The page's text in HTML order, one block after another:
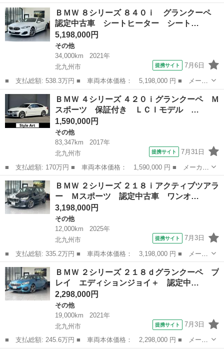
ー名： ＢＭＷ ■ 車種名： Ｘ１ ■ グレード名： ｘＤｒｉｖ
ｅ ２０ｄ ｘライン ＤＣＴ ディーゼルターボ ４ＷＤ 全方位
カメラ 黒...
福岡 北九州市
ＢＭＷ ８シリーズ ８４０ｉ グランクーペ
認定中古車 シートヒーター シート…
5,198,000円
その他
34,000km
2021年
北九州市
提携サイト 7月6日
■ 支払総額: 538.3万円 ■ 車両本体価格： 5,198,000 円 ■ メーカ
ー名： ＢＭＷ ■ 車種名： ８シリーズ ■ グレード名： ８４０
ｉ グランクーペ 認定中古車 シートヒーター シートベンチレー
ション ...
福岡 北九州市
ＢＭＷ ４シリーズ ４２０ｉグランクーペ Ｍ
スポーツ 保証付き ＬＣＩモデル …
1,590,000円
その他
83,347km
2017年
北九州市
提携サイト 7月31日
■ 支払総額: 170万円 ■ 車両本体価格： 1,590,000 円 ■ メーカー
名： ＢＭＷ ■ 車種名： ４シリーズ ■ グレード名： ４２０ｉ
グランクーペ Ｍスポーツ 保証付き ＬＣＩモデル ファストトラ
ックパッケ...
福岡 北九州市
ＢＭＷ ２シリーズ ２１８ｉアクティブツアラ
ー Ｍスポーツ 認定中古車 ワンオ…
3,198,000円
その他
12,000km
2025年
北九州市
提携サイト 7月3日
■ 支払総額: 335.2万円 ■ 車両本体価格： 3,198,000 円 ■ メーカ
ー名： ＢＭＷ ■ 車種名： ２シリーズ ■ グレード名： ２１８
ｉアクティブツアラー Ｍスポーツ 認定中古車 ワンオーナー 全
方位カメ...
福岡 北九州市
ＢＭＷ ２シリーズ ２１８ｄグランクーペ プ
レイ エディションジョイ＋ 認定中…
2,298,000円
その他
19,000km
2021年
北九州市
提携サイト 7月3日
■ 支払総額: 245.6万円 ■ 車両本体価格： 2,298,000 円 ■ メーカ
ー名： ＢＭＷ ■ 車種名： ２シリーズ ■ グレード名： ２１８